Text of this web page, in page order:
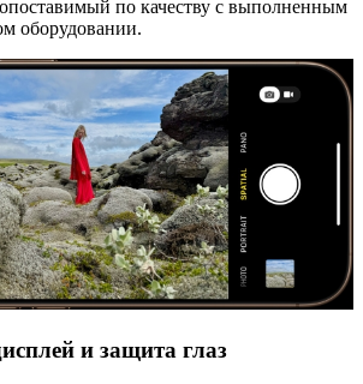
по качеству с выполненным
оборудовании.
и защита глаз